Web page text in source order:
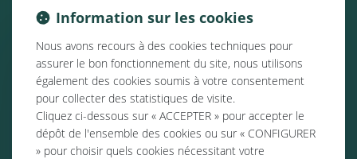
Information sur les cookies
Nous avons recours à des cookies techniques pour
assurer le bon fonctionnement du site, nous utilisons
également des cookies soumis à votre consentement
pour collecter des statistiques de visite.
Cliquez ci-dessous sur « ACCEPTER » pour accepter le
dépôt de l'ensemble des cookies ou sur « CONFIGURER
» pour choisir quels cookies nécessitant votre